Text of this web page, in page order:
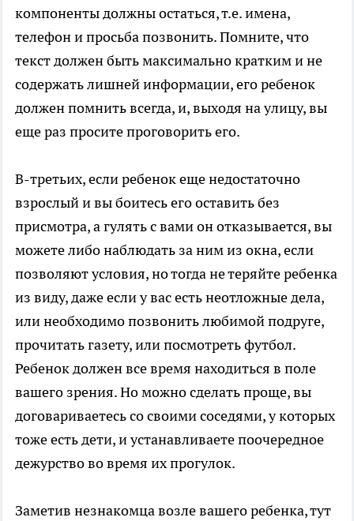
компоненты должны остаться, т.е. имена,
телефон и просьба позвонить. Помните, что
текст должен быть максимально кратким и не
содержать лишней информации, его ребенок
должен помнить всегда, и, выходя на улицу, вы
еще раз просите проговорить его.
В-третьих, если ребенок еще недостаточно
взрослый и вы боитесь его оставить без
присмотра, а гулять с вами он отказывается, вы
можете либо наблюдать за ним из окна, если
позволяют условия, но тогда не теряйте ребенка
из виду, даже если у вас есть неотложные дела,
или необходимо позвонить любимой подруге,
прочитать газету, или посмотреть футбол.
Ребенок должен все время находиться в поле
вашего зрения. Но можно сделать проще, вы
договариваетесь со своими соседями, у которых
тоже есть дети, и устанавливаете поочередное
дежурство во время их прогулок.
Заметив незнакомца возле вашего ребенка, тут